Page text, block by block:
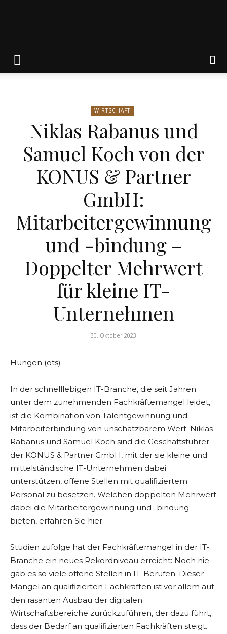
Weik
WIRTSCHAFT
Niklas Rabanus und
Samuel Koch von der
KONUS & Partner
GmbH:
Mitarbeitergewinnung
und -bindung –
Doppelter Mehrwert
für kleine IT-
Unternehmen
30. Oktober 2023
Hungen (ots) –
In der schnelllebigen IT-Branche, die seit Jahren
unter dem zunehmenden Fachkräftemangel leidet,
ist die Kombination von Talentgewinnung und
Mitarbeiterbindung von unschätzbarem Wert. Niklas
Rabanus und Samuel Koch sind die Geschäftsführer
der KONUS & Partner GmbH, mit der sie kleine und
mittelständische IT-Unternehmen dabei
unterstützen, offene Stellen mit qualifiziertem
Personal zu besetzen. Welchen doppelten Mehrwert
dabei die Mitarbeitergewinnung und -bindung
bieten, erfahren Sie hier.
Studien zufolge hat der Fachkräftemangel in der IT-
Branche ein neues Rekordniveau erreicht: Noch nie
gab es so viele offene Stellen in IT-Berufen. Dieser
Mangel an qualifizierten Fachkräften ist vor allem auf
den rasanten Ausbau der digitalen
Wirtschaftsbereiche zurückzuführen, der dazu führt,
dass der Bedarf an qualifizierten Fachkräften steigt.